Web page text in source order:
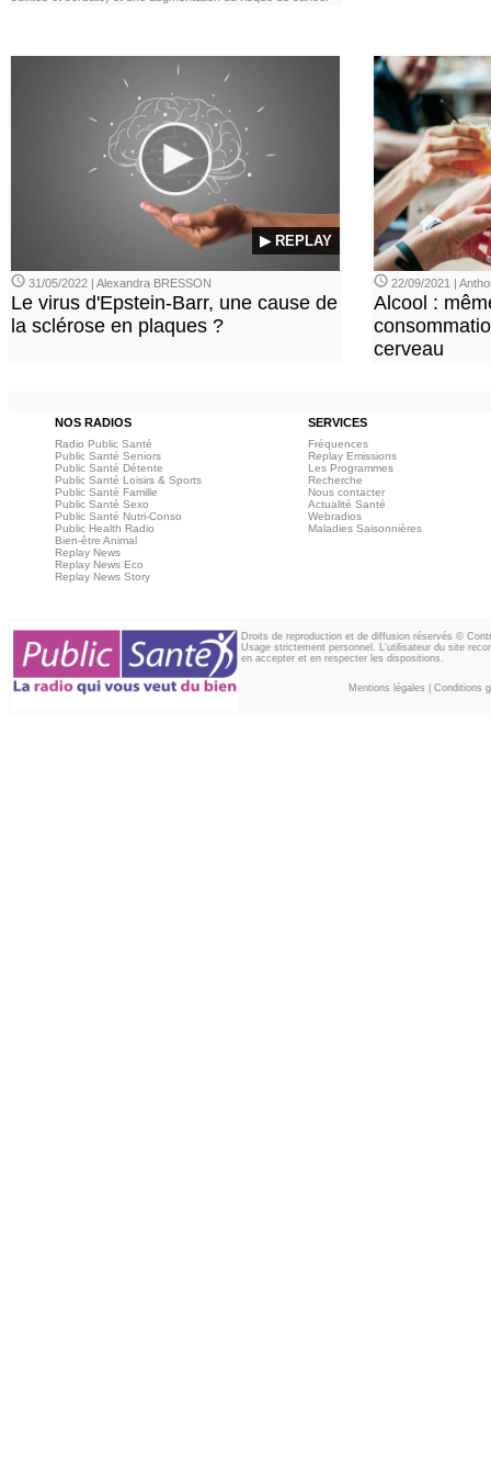
▶ REPLAY
31/05/2022 | Alexandra BRESSON
Le virus d'Epstein-Barr, une cause de
la sclérose en plaques ?
22/09/2021 |
Alcool :
cerveau
NOS RADIOS SERVICES
Radio Public Santé
Public Santé Seniors
Public Santé Détente
Public Santé Loisirs & Sports
Public Santé Famille
Public Santé Sexo
Public Santé Nutri-Conso
Public Health Radio
Bien-être Animal
Replay News
Replay News Eco
Replay News Story
Fréquences
Replay Emissions
Les Programmes
Recherche
Nous contacter
Actualité Santé
Webradios
Maladies Saisonnières
Droits de reproduction et de diffusion réservés ©
Usage strictement personnel. L'utilisateur du site
en accepter et en respecter les dispositions.
Mentions légales Conditions